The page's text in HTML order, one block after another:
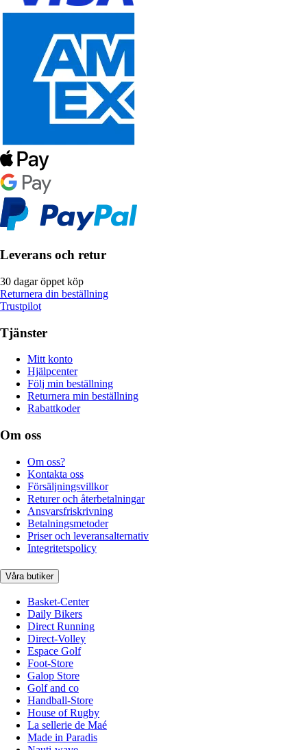
Leverans och retur
30 dagar öppet köp
Returnera din beställning
Trustpilot
Tjänster
Mitt konto
Hjälpcenter
Följ min beställning
Returnera min beställning
Rabattkoder
Om oss
Om oss?
Kontakta oss
Försäljningsvillkor
Returer och återbetalningar
Ansvarsfriskrivning
Betalningsmetoder
Priser och leveransalternativ
Integritetspolicy
Våra butiker
Basket-Center
Daily Bikers
Direct Running
Direct-Volley
Espace Golf
Foot-Store
Galop Store
Golf and co
Handball-Store
House of Rugby
La sellerie de Maé
Made in Paradis